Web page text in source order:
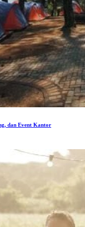
dan Event Kantor